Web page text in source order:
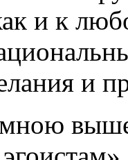
и к
и
мною